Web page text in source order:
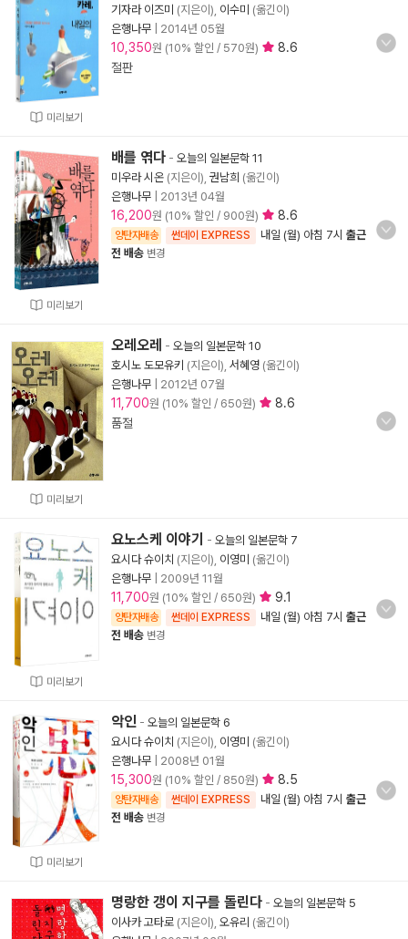
미리보기
기자라 이즈미 (지은이), 이수미 (옮긴이)
은행나무
2014년 05월
10,350원 (10% 할인 / 570원)
8.6
절판
미리보기
배를 엮다 - 오늘의 일본문학 11
미우라 시온 (지은이), 권남희 (옮긴이)
은행나무
2013년 04월
16,200원 (10% 할인 / 900원) 8.6
양탄자배송 썬데이 EXPRESS 내일 (월) 아침 7시 출근
전 배송 변경
미리보기
오레오레 - 오늘의 일본문학 10
호시노 도모유키 (지은이), 서혜영 (옮긴이)
은행나무
2012년 07월
11,700원 (10% 할인 / 650원)
8.6
품절
미리보기
요노스케 이야기 - 오늘의 일본문학 7
요시다 슈이치 (지은이), 이영미 (옮긴이)
은행나무
2009년 11월
11,700원 (10% 할인 / 650원) 9.1
양탄자배송 썬데이 EXPRESS 내일 (월) 아침 7시 출근
전 배송 변경
미리보기
악인 - 오늘의 일본문학 6
요시다 슈이치 (지은이), 이영미 (옮긴이)
은행나무
2008년 01월
15,300원 (10% 할인 / 850원) 8.5
양탄자배송 썬데이 EXPRESS 내일 (월) 아침 7시 출근
전 배송 변경
명랑한 갱이 지구를 돌린다 - 오늘의 일본문학 5
이사카 고타로 (지은이), 오유리 (옮긴이)